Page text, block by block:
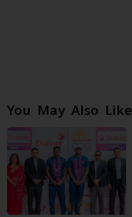
You May Also Like